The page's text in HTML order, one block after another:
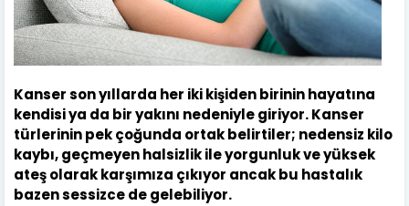
Kanser son yıllarda her iki kişiden birinin hayatına
kendisi ya da bir yakını nedeniyle giriyor. Kanser
türlerinin pek çoğunda ortak belirtiler; nedensiz kilo
kaybı, geçmeyen halsizlik ile yorgunluk ve yüksek
ateş olarak karşımıza çıkıyor ancak bu hastalık
bazen sessizce de gelebiliyor.